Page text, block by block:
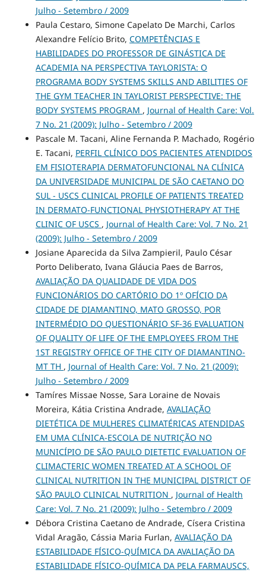
Julho - Setembro / 2009
Paula Cestaro, Simone Capelato De Marchi, Carlos
Alexandre Felício Brito, COMPETÊNCIAS E
HABILIDADES DO PROFESSOR DE GINÁSTICA DE
ACADEMIA NA PERSPECTIVA TAYLORISTA: O
PROGRAMA BODY SYSTEMS SKILLS AND ABILITIES OF
THE GYM TEACHER IN TAYLORIST PERSPECTIVE: THE
BODY SYSTEMS PROGRAM , Journal of Health Care: Vol.
7 No. 21 (2009): Julho - Setembro / 2009
Pascale M. Tacani, Aline Fernanda P. Machado, Rogério
E. Tacani, PERFIL CLÍNICO DOS PACIENTES ATENDIDOS
EM FISIOTERAPIA DERMATOFUNCIONAL NA CLÍNICA
DA UNIVERSIDADE MUNICIPAL DE SÃO CAETANO DO
SUL - USCS CLINICAL PROFILE OF PATIENTS TREATED
IN DERMATO-FUNCTIONAL PHYSIOTHERAPY AT THE
CLINIC OF USCS , Journal of Health Care: Vol. 7 No. 21
(2009): Julho - Setembro / 2009
Josiane Aparecida da Silva Zampieril, Paulo César
Porto Deliberato, Ivana Gláucia Paes de Barros,
AVALIAÇÃO DA QUALIDADE DE VIDA DOS
FUNCIONÁRIOS DO CARTÓRIO DO 1º OFÍCIO DA
CIDADE DE DIAMANTINO, MATO GROSSO, POR
INTERMÉDIO DO QUESTIONÁRIO SF-36 EVALUATION
OF QUALITY OF LIFE OF THE EMPLOYEES FROM THE
1ST REGISTRY OFFICE OF THE CITY OF DIAMANTINO-
MT TH , Journal of Health Care: Vol. 7 No. 21 (2009):
Julho - Setembro / 2009
Tamíres Missae Nosse, Sara Loraine de Novais
Moreira, Kátia Cristina Andrade, AVALIAÇÃO
DIETÉTICA DE MULHERES CLIMATÉRICAS ATENDIDAS
EM UMA CLÍNICA-ESCOLA DE NUTRIÇÃO NO
MUNICÍPIO DE SÃO PAULO DIETETIC EVALUATION OF
CLIMACTERIC WOMEN TREATED AT A SCHOOL OF
CLINICAL NUTRITION IN THE MUNICIPAL DISTRICT OF
SÃO PAULO CLINICAL NUTRITION , Journal of Health
Care: Vol. 7 No. 21 (2009): Julho - Setembro / 2009
Débora Cristina Caetano de Andrade, Císera Cristina
Vidal Aragão, Cássia Maria Furlan, AVALIAÇÃO DA
ESTABILIDADE FÍSICO-QUÍMICA DA AVALIAÇÃO DA
ESTABILIDADE FÍSICO-QUÍMICA DA PELA FARMAUSCS,